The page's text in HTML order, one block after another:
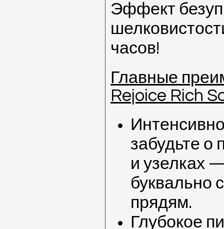
Эффект
часов!
Главные
Rejoice Rich
забудьте о
и узелках
буквально
прядям.
Глубокое